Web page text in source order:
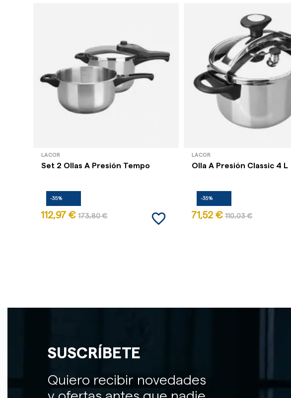
LACOR
Set 2 Ollas A Presión Tempo
-35%
112,97 € 173,80 € favorite_border
LACOR
Olla A Presión Classic 4 L
-35%
71,52 € 110,03 €
SUSCRÍBETE
Quiero recibir novedades